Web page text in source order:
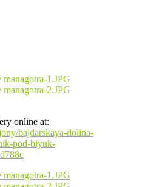
online at:
bajdarskaya-dolina-
pod-biyuk-